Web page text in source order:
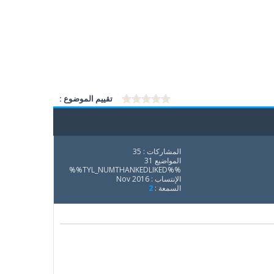
تقييم الموضوع :
المشاركات : 35
المواضيع 31
%%TYL_NUMTHANKEDLIKED%%
الإنتساب : Nov 2016
السمعة : 2